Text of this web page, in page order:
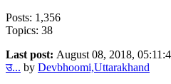
Posts: 1,356
Topics: 38
Last post: August 08, 2018,
उ... by Devbhoomi,Uttarakhand